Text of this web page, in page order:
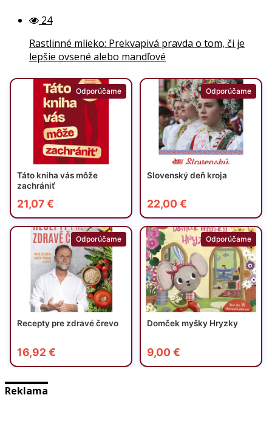
24
Rastlinné mlieko: Prekvapivá pravda o tom, či je
lepšie ovsené alebo mandľové
Reklama